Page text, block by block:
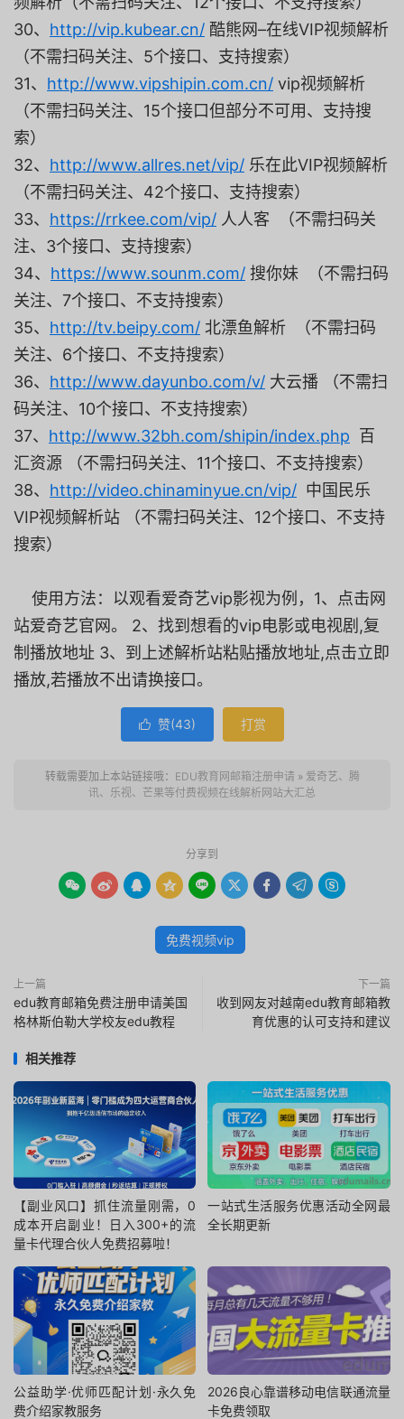
30、 http://vip.kubear.cn/ 酷熊网–在线VIP视频解析
（不需扫码关注、5个接口、支持搜索）
31、 http://www.vipshipin.com.cn/ vip视频解析
（不需扫码关注、15个接口但部分不可用、支持搜
索）
32、 http://www.allres.net/vip/ 乐在此VIP视频解析
（不需扫码关注、42个接口、支持搜索）
33、 https://rrkee.com/vip/ 人人客 （不需扫码关
注、3个接口、支持搜索）
34、 https://www.sounm.com/ 搜你妹 （不需扫码
关注、7个接口、不支持搜索）
35、 http://tv.beipy.com/ 北漂鱼解析 （不需扫码
关注、6个接口、不支持搜索）
36、 http://www.dayunbo.com/v/ 大云播 （不需扫
码关注、10个接口、不支持搜索）
37、 http://www.32bh.com/shipin/index.php 百
汇资源 （不需扫码关注、11个接口、不支持搜索）
38、 http://video.chinaminyue.cn/vip/ 中国民乐
VIP视频解析站 （不需扫码关注、12个接口、不支持
搜索）
使用方法：以观看爱奇艺vip影视为例，1、点击网
站爱奇艺官网。 2、找到想看的vip电影或电视剧,复
制播放地址 3、到上述解析站粘贴播放地址,点击立即
播放,若播放不出请换接口。
 赞(43) 打赏
转载需要加上本站链接哦： EDU教育网邮箱注册申请 » 爱奇艺、腾
讯、乐视、芒果等付费视频在线解析网站大汇总
分享到
        
免费视频vip
上一篇
edu教育邮箱免费注册申请美国
格林斯伯勒大学校友edu教程
下一篇
收到网友对越南edu教育邮箱教
育优惠的认可支持和建议
相关推荐
【副业风口】抓住流量刚需，0
成本开启副业！日入300+的流
量卡代理合伙人免费招募啦！
一站式生活服务优惠活动全网最
全长期更新
公益助学·优师匹配计划·永久免
费介绍家教服务
2026良心靠谱移动电信联通流量
卡免费领取